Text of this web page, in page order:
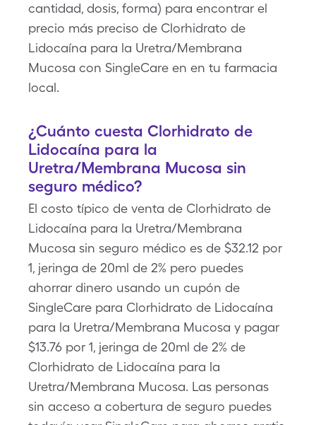
cantidad, dosis, forma) para encontrar el
precio más preciso de Clorhidrato de
Lidocaína para la Uretra/Membrana
Mucosa con SingleCare en en tu farmacia
local.
¿Cuánto cuesta Clorhidrato de
Lidocaína para la
Uretra/Membrana Mucosa sin
seguro médico?
El costo típico de venta de Clorhidrato de
Lidocaína para la Uretra/Membrana
Mucosa sin seguro médico es de $32.12 por
1, jeringa de 20ml de 2% pero puedes
ahorrar dinero usando un cupón de
SingleCare para Clorhidrato de Lidocaína
para la Uretra/Membrana Mucosa y pagar
$13.76 por 1, jeringa de 20ml de 2% de
Clorhidrato de Lidocaína para la
Uretra/Membrana Mucosa. Las personas
sin acceso a cobertura de seguro puedes